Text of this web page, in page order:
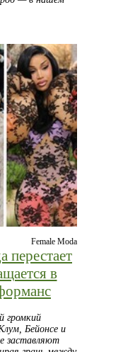
Female Moda
перестает
в
громкий
Бейонсе и
заставляют